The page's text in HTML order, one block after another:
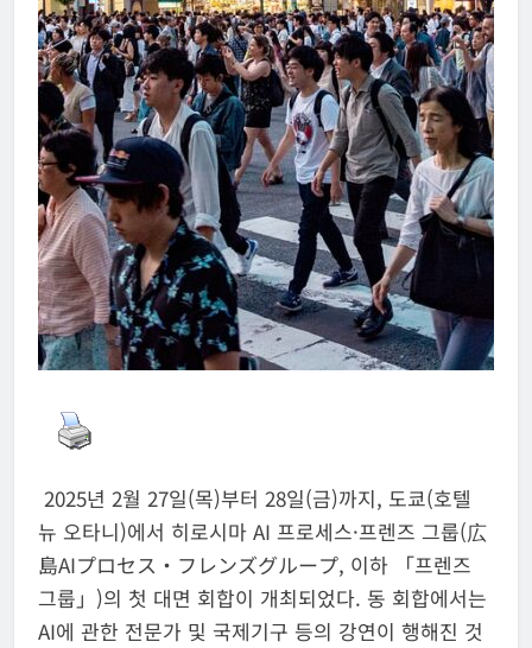
2025년 2월 27일(목)부터 28일(금)까지, 도쿄(호텔
뉴 오타니)에서 히로시마 AI 프로세스·프렌즈 그룹(広
島AIプロセス・フレンズグループ, 이하 「프렌즈
그룹」)의 첫 대면 회합이 개최되었다. 동 회합에서는
AI에 관한 전문가 및 국제기구 등의 강연이 행해진 것